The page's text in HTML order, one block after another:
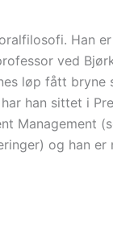
Han
ved
løp fått bryne
han sittet i
Management
og han er